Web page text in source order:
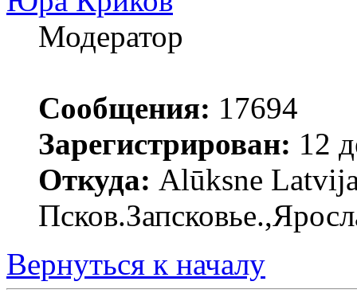
Модератор
Сообщения: 17694
Зарегистрирован: 12
Откуда: Alūksne
Вернуться к началу